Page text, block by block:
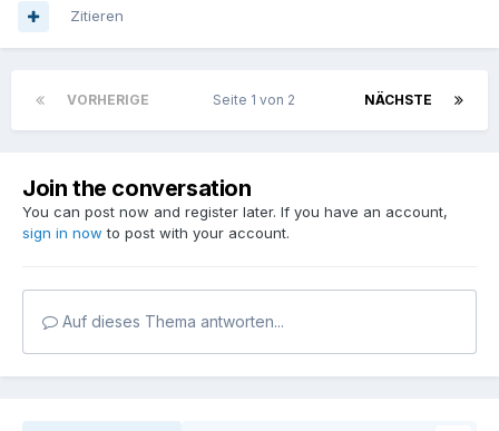
Zitieren
VORHERIGE NÄCHSTE
Seite 1 von 2
Join the conversation
You can post now and register later. If you have an account,
sign in now to post with your account.
Auf dieses Thema antworten...